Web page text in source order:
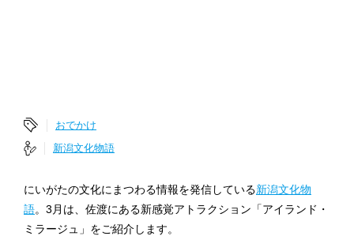
おでかけ
新潟文化物語
にいがたの文化にまつわる情報を発信している新潟文化物
語。3月は、佐渡にある新感覚アトラクション「アイランド・
ミラージュ」をご紹介します。